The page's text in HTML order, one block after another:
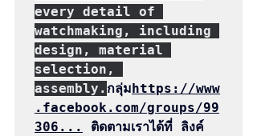
every detail of
watchmaking, including
design, material
selection,
assembly. กลุ่มhttps://www
.facebook.com/groups/99
306 ...
ติดตามเราได้ที่ ลิงค์